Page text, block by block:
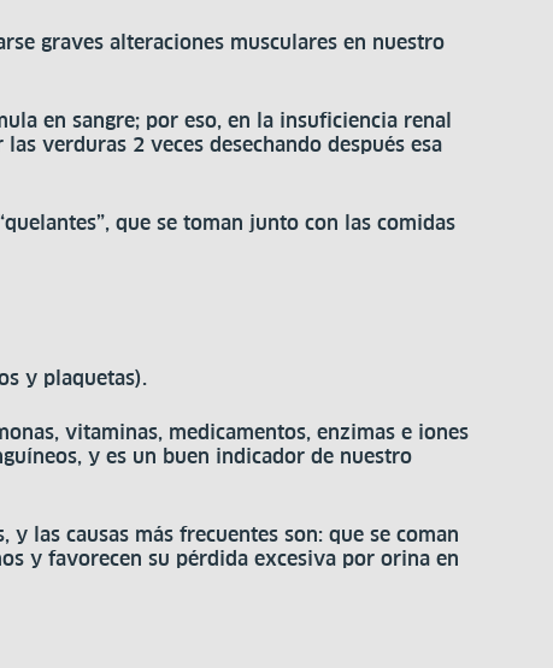
graves alteraciones musculares en nuestro
en sangre; por eso, en la insuficiencia renal
verduras 2 veces desechando después esa
que se toman junto con las comidas
y plaquetas).
vitaminas, medicamentos, enzimas e iones
y es un buen indicador de nuestro
las causas más frecuentes son: que se coman
y favorecen su pérdida excesiva por orina en